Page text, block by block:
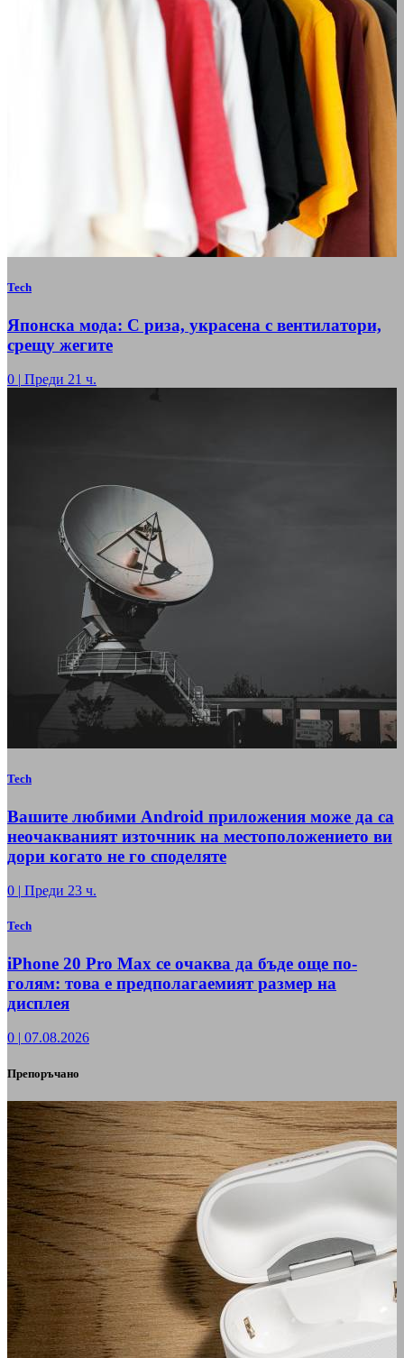
Tech
Японска мода: С риза, украсена с вентилатори,
срещу жегите
0 | Преди 21 ч.
Tech
Вашите любими Android приложения може да са
неочакваният източник на местоположението ви
дори когато не го споделяте
0 | Преди 23 ч.
Tech
iPhone 20 Pro Max се очаква да бъде още по-
голям: това е предполагаемият размер на
дисплея
0 | 07.08.2026
Препоръчано